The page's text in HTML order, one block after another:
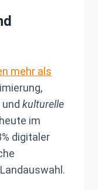
mehr als
kulturelle
im
digitaler